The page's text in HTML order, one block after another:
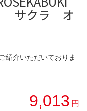
サクラ オ
紹介いただいておりま
9,013 円